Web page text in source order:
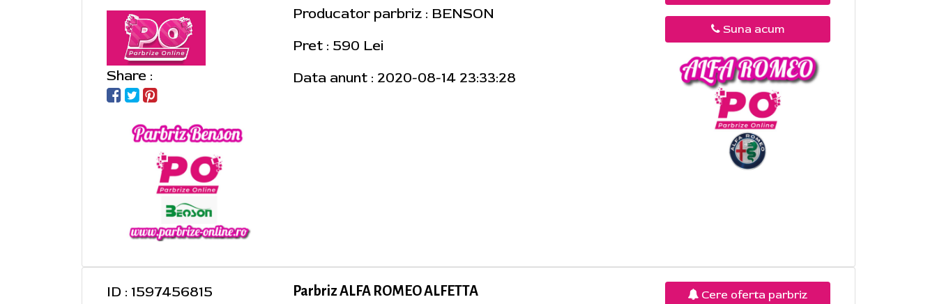
Share :
Producator parbriz : BENSON
Pret : 590 Lei
Data anunt : 2020-08-14 23:33:28
Suna acum
ID : 1597456815
Parbriz ALFA ROMEO ALFETTA
Cere oferta parbriz